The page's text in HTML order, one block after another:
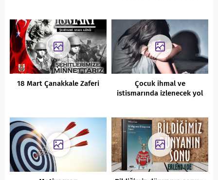
18 Mart Çanakkale Zaferi
Çocuk ihmal ve
istismarında izlenecek yol